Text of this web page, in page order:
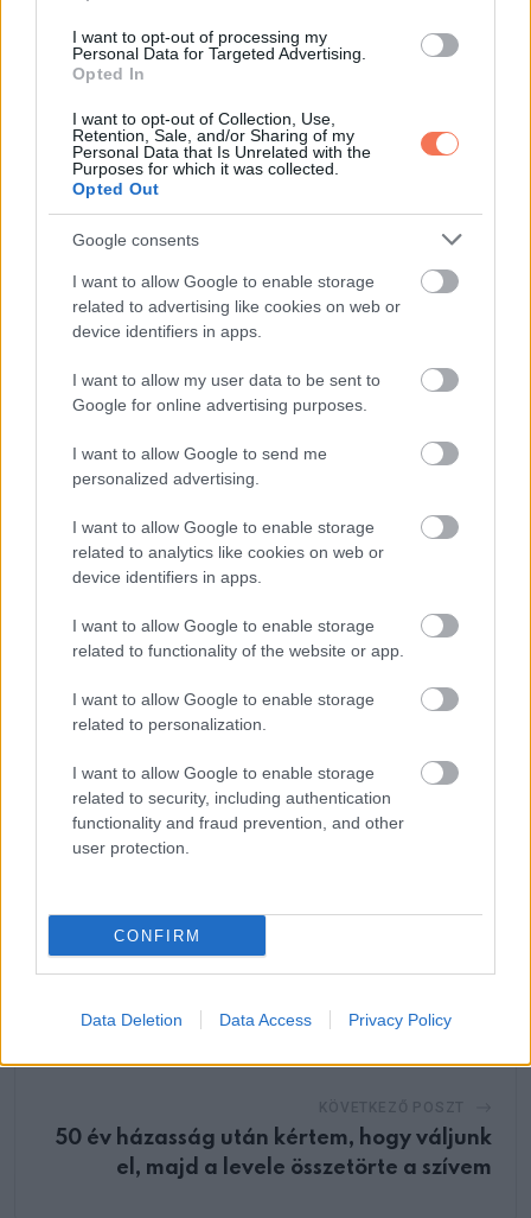
I want to opt-out of processing my
Personal Data for Targeted Advertising.
Opted In
I want to opt-out of Collection, Use,
Retention, Sale, and/or Sharing of my
Personal Data that Is Unrelated with the
Purposes for which it was collected.
Opted Out
Google consents
I want to allow Google to enable storage
related to advertising like cookies on web or
device identifiers in apps.
I want to allow my user data to be sent to
Google for online advertising purposes.
I want to allow Google to send me
personalized advertising.
I want to allow Google to enable storage
related to analytics like cookies on web or
device identifiers in apps.
I want to allow Google to enable storage
related to functionality of the website or app.
I want to allow Google to enable storage
related to personalization.
I want to allow Google to enable storage
related to security, including authentication
functionality and fraud prevention, and other
user protection.
CONFIRM
Data Deletion Data Access Privacy Policy
e olyan ruhát, közösséget, példaképet, ami segíti ebben.
A közösségi média rengeteg embernek adott hangot, akik
korábban láthatatlanok voltak. Ugyanakkor nagy felelősség
is, hogyan használjuk ezeket a felületeket. Ha tudatosan
válogatunk a tartalmak között, olyan alkotókat követünk, akik
nem szégyenítenek meg senkit, hanem reális képet adnak a
testek sokféleségéről, akkor a közösségi média valóban
segíthet abban, hogy a szépség fogalma szabadabb és
emberségesebb legyen.
Te mit gondolsz arról, hogyan formálja a közösségi média a
szépségideált és a testképet? Érezted már, hogy egy poszt
vagy videó pozitívan vagy épp negatívan hatott arra, ahogy
magadra nézel? Oszd meg másokkal is ezt a témát, hogy
minél több vélemény és történet kerüljön felszínre.
Oszd meg ezt a posztot:
WhatsappReddit Share
Email
Napi egy csésze: természetes ital, ami
éjszaka segíti a májad regenerálódását
50 év házasság után kértem, hogy váljunk
el, majd a levele összetörte a szívem